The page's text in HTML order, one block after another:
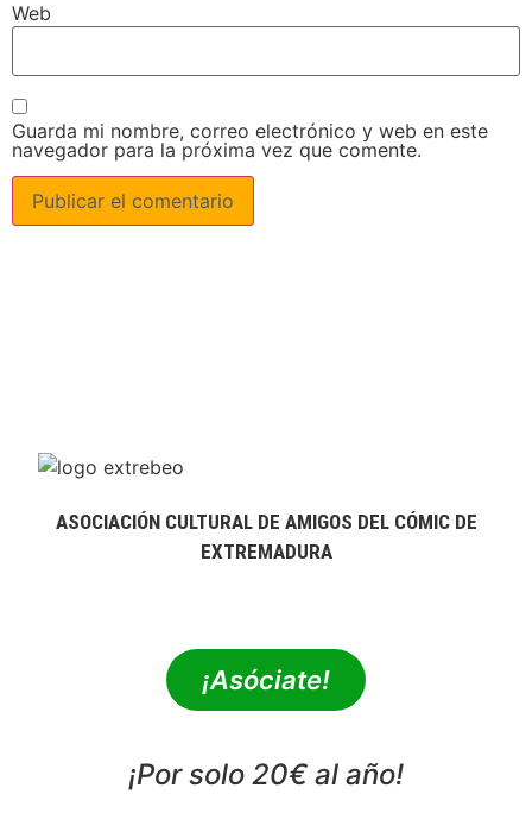
Web
Guarda mi nombre, correo electrónico y web en este
navegador para la próxima vez que comente.
ASOCIACIÓN CULTURAL DE AMIGOS DEL CÓMIC DE
EXTREMADURA
¡Asóciate!
¡Por solo 20€ al año!